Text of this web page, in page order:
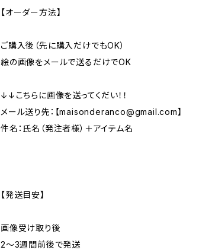
【オーダー方法】
ご購入後（先に購入だけでもOK）
絵の画像をメールで送るだけでOK
↓↓こちらに画像を送ってくだい！！
メール送り先：【maisonderanco@gmail.com】
件名：氏名（発注者様）＋アイテム名
【発送目安】
画像受け取り後
2〜3週間前後で発送